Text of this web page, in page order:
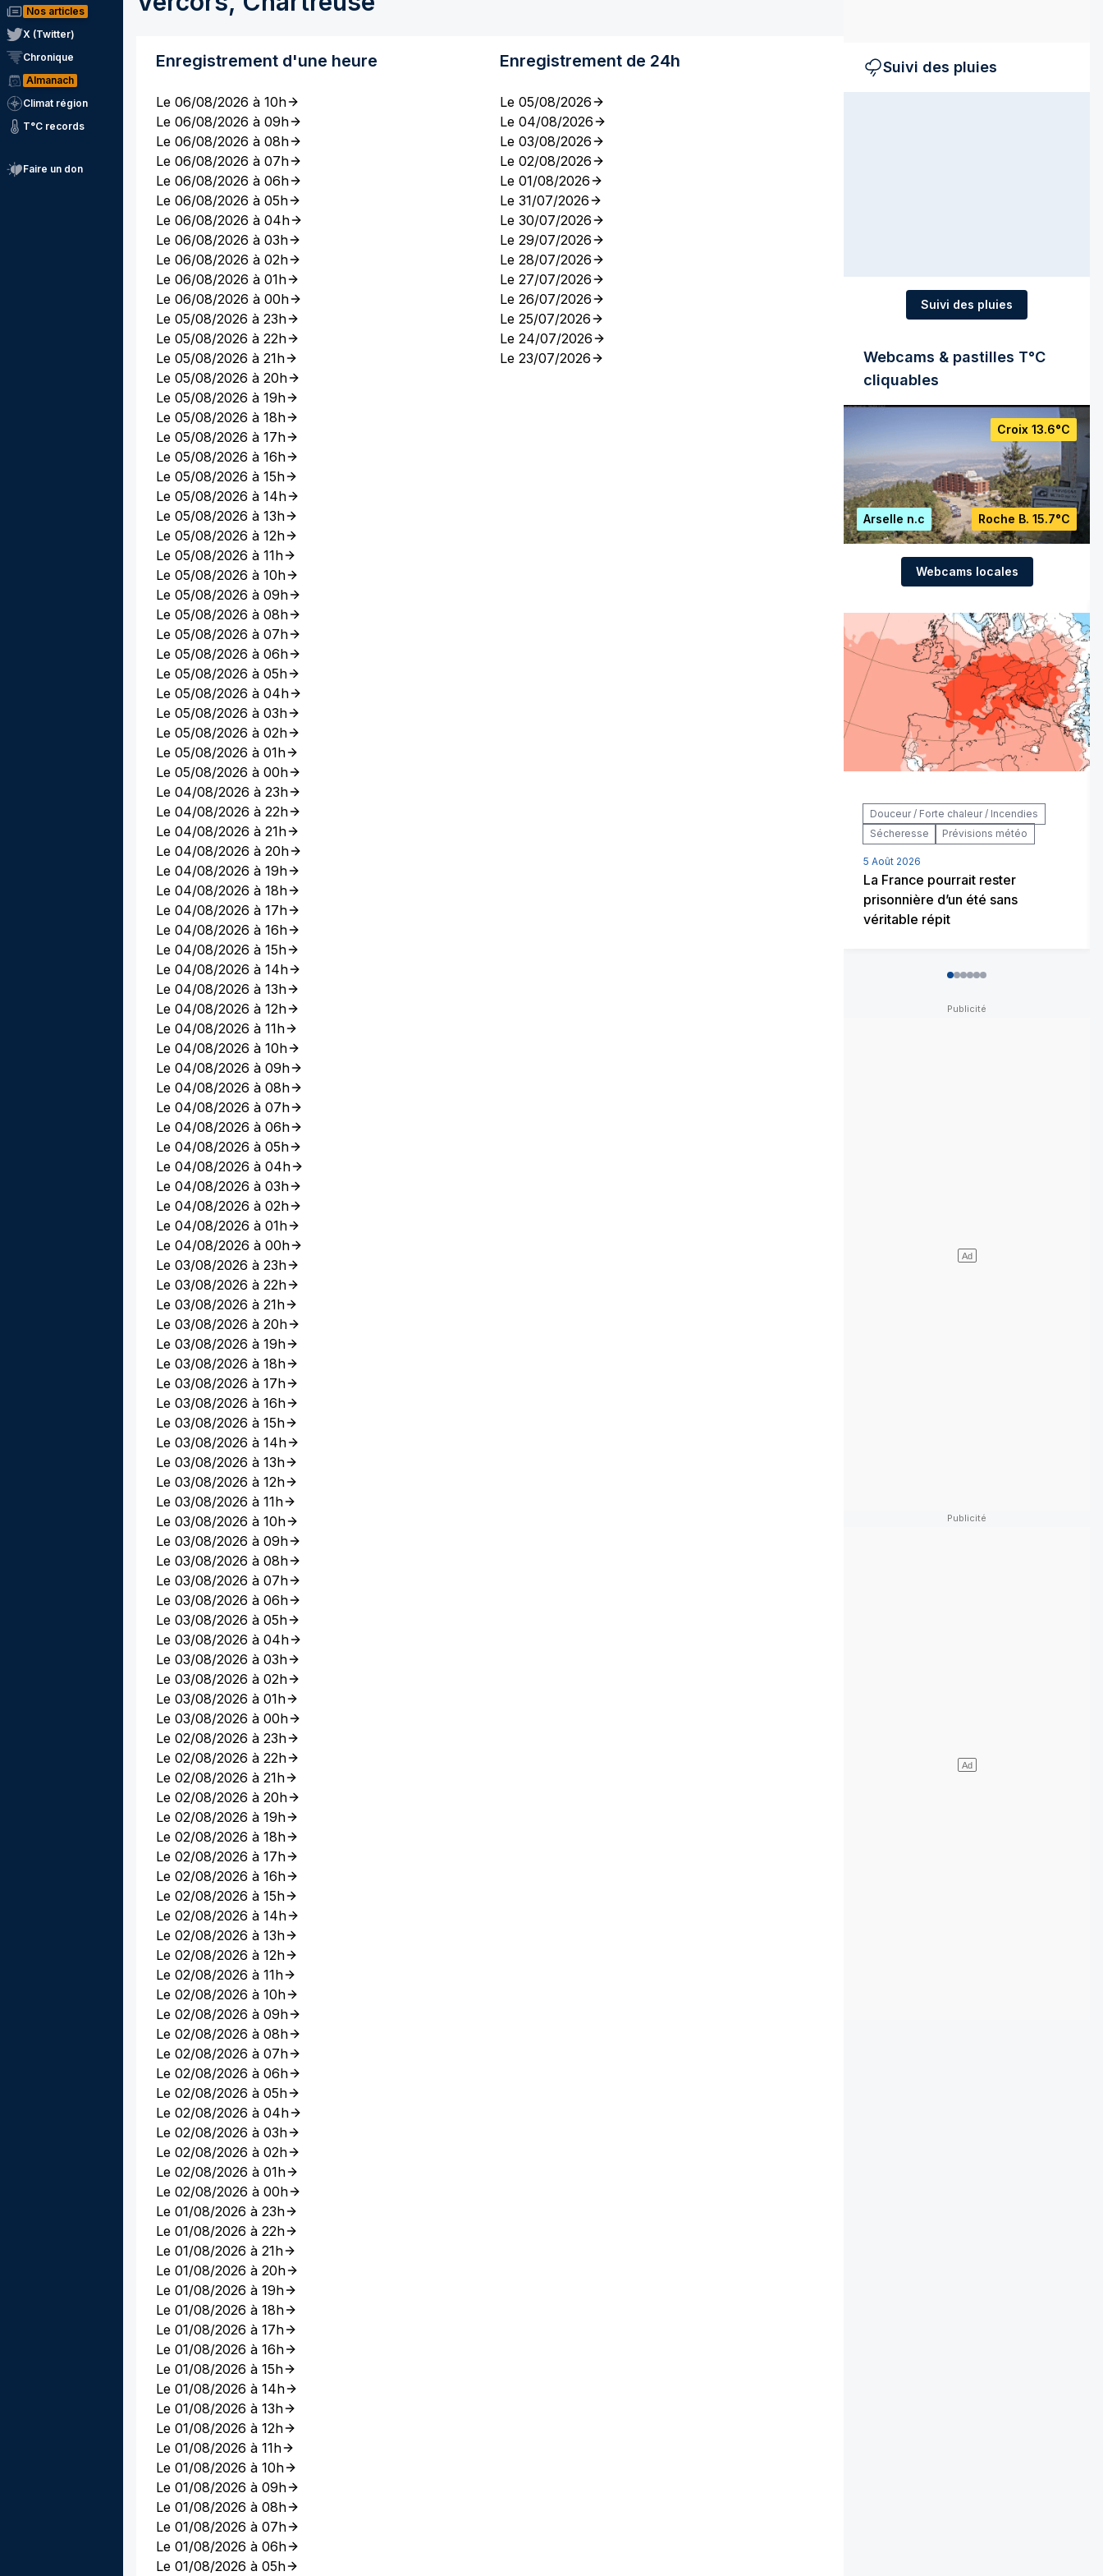
Nos articles
X (Twitter)
Chronique
Almanach
Climat région
T°C records
Faire un don
Enregistrement d'une heure
Le 06/08/2026 à 10h
Le 06/08/2026 à 09h
Le 06/08/2026 à 08h
Le 06/08/2026 à 07h
Le 06/08/2026 à 06h
Le 06/08/2026 à 05h
Le 06/08/2026 à 04h
Le 06/08/2026 à 03h
Le 06/08/2026 à 02h
Le 06/08/2026 à 01h
Le 06/08/2026 à 00h
Le 05/08/2026 à 23h
Le 05/08/2026 à 22h
Le 05/08/2026 à 21h
Le 05/08/2026 à 20h
Le 05/08/2026 à 19h
Le 05/08/2026 à 18h
Le 05/08/2026 à 17h
Le 05/08/2026 à 16h
Le 05/08/2026 à 15h
Le 05/08/2026 à 14h
Le 05/08/2026 à 13h
Le 05/08/2026 à 12h
Le 05/08/2026 à 11h
Le 05/08/2026 à 10h
Le 05/08/2026 à 09h
Le 05/08/2026 à 08h
Le 05/08/2026 à 07h
Le 05/08/2026 à 06h
Le 05/08/2026 à 05h
Le 05/08/2026 à 04h
Le 05/08/2026 à 03h
Le 05/08/2026 à 02h
Le 05/08/2026 à 01h
Le 05/08/2026 à 00h
Le 04/08/2026 à 23h
Le 04/08/2026 à 22h
Le 04/08/2026 à 21h
Le 04/08/2026 à 20h
Le 04/08/2026 à 19h
Le 04/08/2026 à 18h
Le 04/08/2026 à 17h
Le 04/08/2026 à 16h
Le 04/08/2026 à 15h
Le 04/08/2026 à 14h
Le 04/08/2026 à 13h
Le 04/08/2026 à 12h
Le 04/08/2026 à 11h
Le 04/08/2026 à 10h
Le 04/08/2026 à 09h
Le 04/08/2026 à 08h
Le 04/08/2026 à 07h
Le 04/08/2026 à 06h
Le 04/08/2026 à 05h
Le 04/08/2026 à 04h
Le 04/08/2026 à 03h
Le 04/08/2026 à 02h
Le 04/08/2026 à 01h
Le 04/08/2026 à 00h
Le 03/08/2026 à 23h
Le 03/08/2026 à 22h
Le 03/08/2026 à 21h
Le 03/08/2026 à 20h
Le 03/08/2026 à 19h
Le 03/08/2026 à 18h
Le 03/08/2026 à 17h
Le 03/08/2026 à 16h
Le 03/08/2026 à 15h
Le 03/08/2026 à 14h
Le 03/08/2026 à 13h
Le 03/08/2026 à 12h
Le 03/08/2026 à 11h
Le 03/08/2026 à 10h
Le 03/08/2026 à 09h
Le 03/08/2026 à 08h
Le 03/08/2026 à 07h
Le 03/08/2026 à 06h
Le 03/08/2026 à 05h
Le 03/08/2026 à 04h
Le 03/08/2026 à 03h
Le 03/08/2026 à 02h
Le 03/08/2026 à 01h
Le 03/08/2026 à 00h
Le 02/08/2026 à 23h
Le 02/08/2026 à 22h
Le 02/08/2026 à 21h
Le 02/08/2026 à 20h
Le 02/08/2026 à 19h
Le 02/08/2026 à 18h
Le 02/08/2026 à 17h
Le 02/08/2026 à 16h
Le 02/08/2026 à 15h
Le 02/08/2026 à 14h
Le 02/08/2026 à 13h
Le 02/08/2026 à 12h
Le 02/08/2026 à 11h
Le 02/08/2026 à 10h
Le 02/08/2026 à 09h
Le 02/08/2026 à 08h
Le 02/08/2026 à 07h
Le 02/08/2026 à 06h
Le 02/08/2026 à 05h
Le 02/08/2026 à 04h
Le 02/08/2026 à 03h
Le 02/08/2026 à 02h
Le 02/08/2026 à 01h
Le 02/08/2026 à 00h
Le 01/08/2026 à 23h
Le 01/08/2026 à 22h
Le 01/08/2026 à 21h
Le 01/08/2026 à 20h
Le 01/08/2026 à 19h
Le 01/08/2026 à 18h
Le 01/08/2026 à 17h
Le 01/08/2026 à 16h
Le 01/08/2026 à 15h
Le 01/08/2026 à 14h
Le 01/08/2026 à 13h
Le 01/08/2026 à 12h
Le 01/08/2026 à 11h
Le 01/08/2026 à 10h
Le 01/08/2026 à 09h
Le 01/08/2026 à 08h
Le 01/08/2026 à 07h
Le 01/08/2026 à 06h
Le 01/08/2026 à 05h
Enregistrement de 24h
Le 05/08/2026
Le 04/08/2026
Le 03/08/2026
Le 02/08/2026
Le 01/08/2026
Le 31/07/2026
Le 30/07/2026
Le 29/07/2026
Le 28/07/2026
Le 27/07/2026
Le 26/07/2026
Le 25/07/2026
Le 24/07/2026
Le 23/07/2026
Suivi des pluies
Suivi des pluies
Webcams & pastilles T°C
cliquables
Croix 13.6°C
Arselle n.c Roche B. 15.7°C
Webcams locales
Douceur / Forte chaleur / Incendies
Sécheresse
Prévisions météo
5 Août 2026
La France pourrait rester
prisonnière d’un été sans
véritable répit
012345